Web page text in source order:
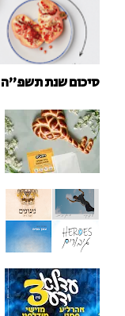
סיכום שנת תשפ"ה